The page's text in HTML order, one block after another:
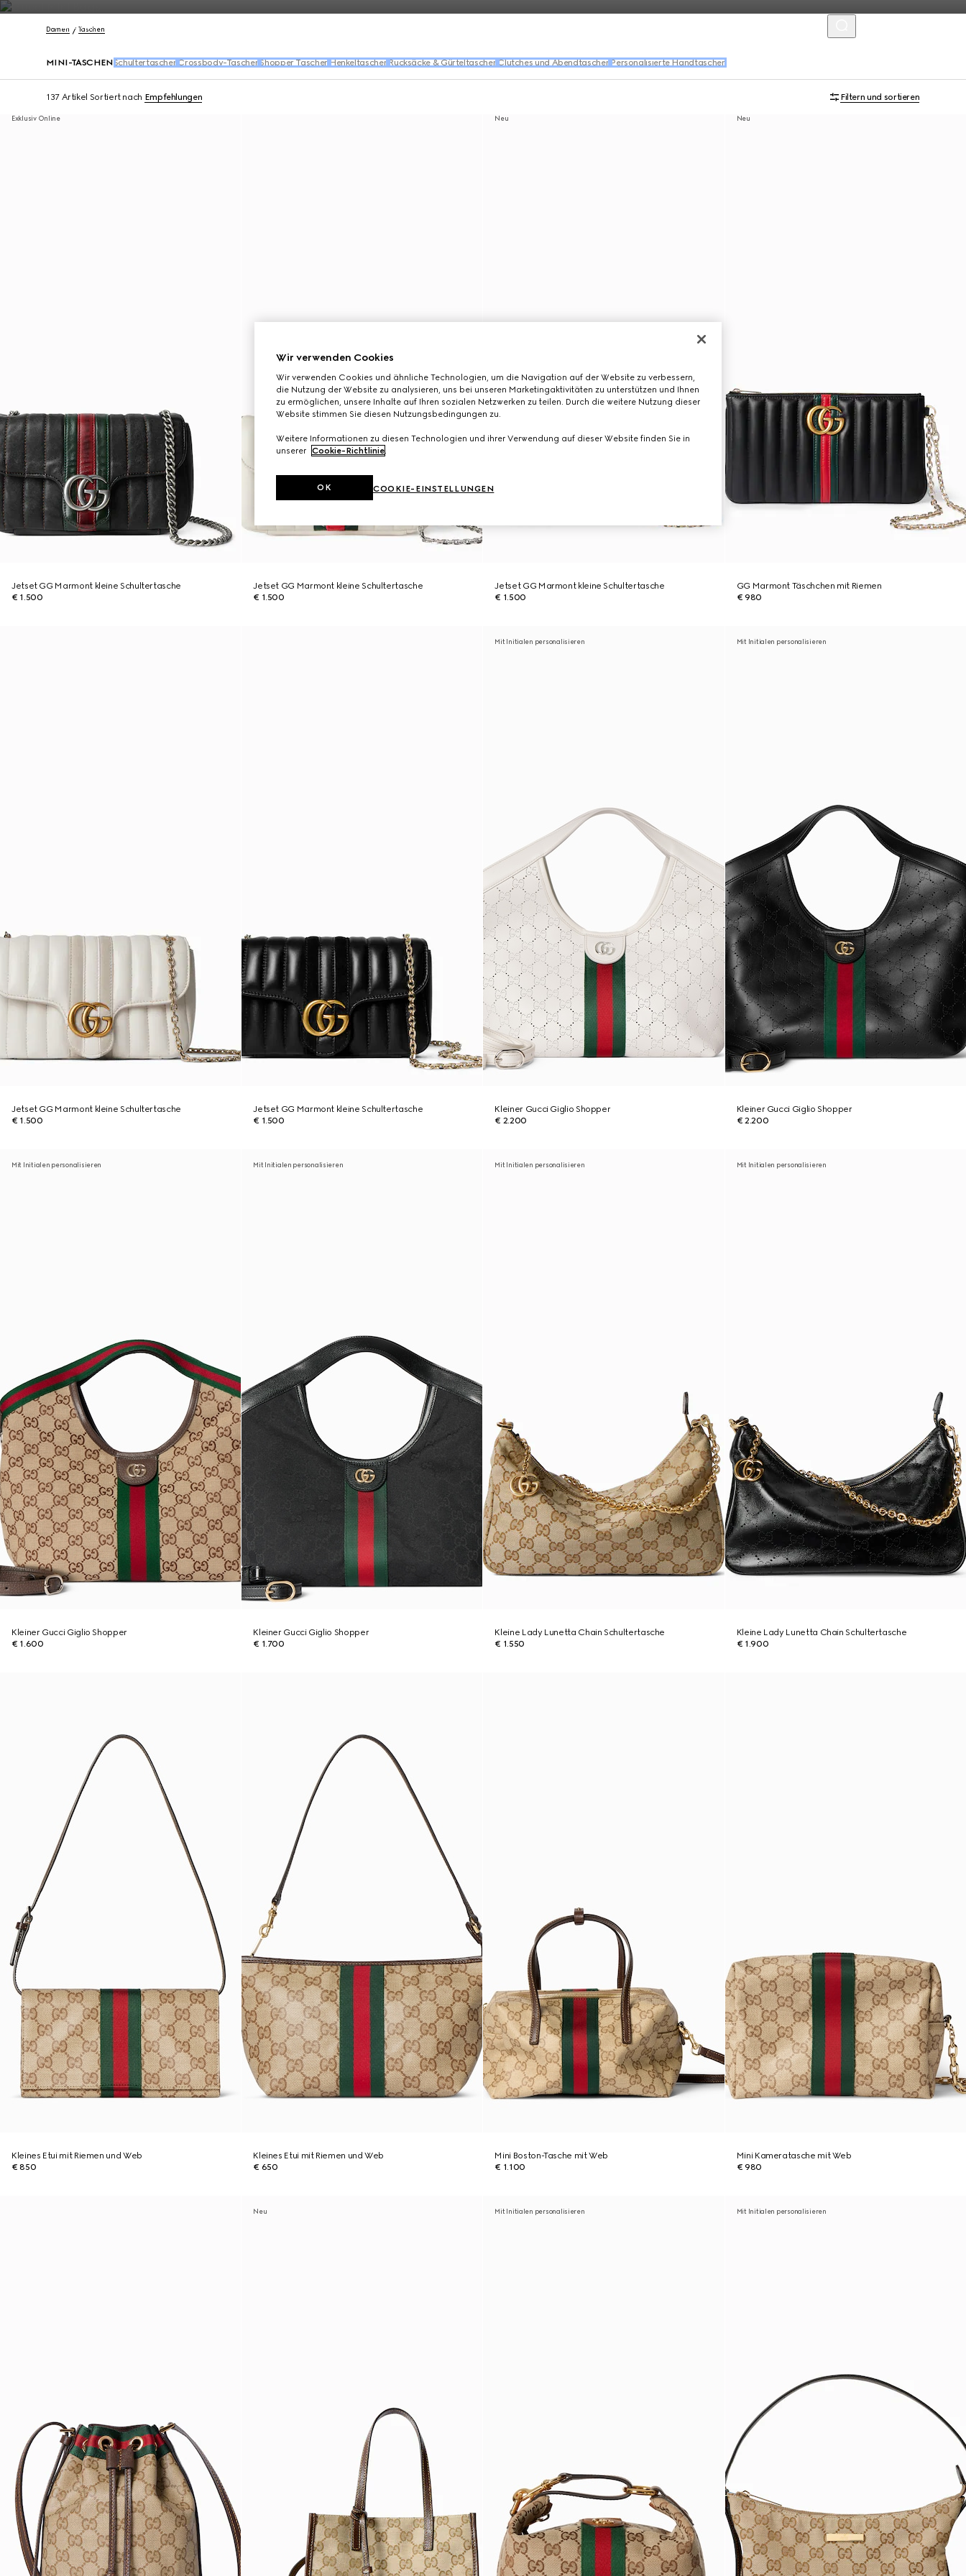
Kontakt
Damen Taschen
MINI-TASCHEN Schultertaschen Crossbody-Taschen Shopper Taschen Henkeltaschen Rucksäcke & Gürteltaschen Clutches und Abendtaschen Personalisierte Handtaschen
137 Artikel Sortiert nach Empfehlungen Filtern und sortieren
Exklusiv Online
Jetset GG Marmont kleine Schultertasche
€ 1.500
Jetset GG Marmont kleine Schultertasche
€ 1.500
Neu
Jetset GG Marmont kleine Schultertasche
€ 1.500
Neu
GG Marmont Täschchen mit Riemen
€ 980
Jetset GG Marmont kleine Schultertasche
€ 1.500
Jetset GG Marmont kleine Schultertasche
€ 1.500
Mit Initialen personalisieren
Kleiner Gucci Giglio Shopper
€ 2.200
Mit Initialen personalisieren
Kleiner Gucci Giglio Shopper
€ 2.200
Mit Initialen personalisieren
Kleiner Gucci Giglio Shopper
€ 1.600
Mit Initialen personalisieren
Kleiner Gucci Giglio Shopper
€ 1.700
Mit Initialen personalisieren
Kleine Lady Lunetta Chain Schultertasche
€ 1.550
Mit Initialen personalisieren
Kleine Lady Lunetta Chain Schultertasche
€ 1.900
Kleines Etui mit Riemen und Web
€ 850
Kleines Etui mit Riemen und Web
€ 650
Mini Boston-Tasche mit Web
€ 1.100
Mini Kameratasche mit Web
€ 980
Neu Mit Initialen personalisieren Mit Initialen personalisieren
Wir verwenden Cookies
Wir verwenden Cookies und ähnliche Technologien, um die Navigation auf der Website zu verbessern,
die Nutzung der Website zu analysieren, uns bei unseren Marketingaktivitäten zu unterstützen und Ihnen
zu ermöglichen, unsere Inhalte auf Ihren sozialen Netzwerken zu teilen. Durch die weitere Nutzung dieser
Website stimmen Sie diesen Nutzungsbedingungen zu.
Weitere Informationen zu diesen Technologien und ihrer Verwendung auf dieser Website finden Sie in
unserer Cookie-Richtlinie.
COOKIE-EINSTELLUNGEN
OK